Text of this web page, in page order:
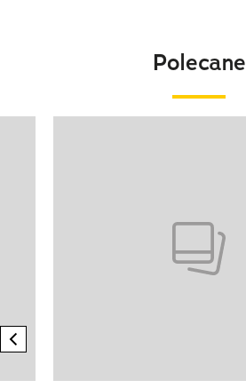
Polecane
previous element